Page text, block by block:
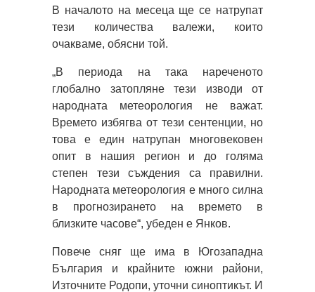
В началото на месеца ще се натрупат
тези количества валежи, които
очакваме, обясни той.
„В периода на така нареченото
глобално затопляне тези изводи от
народната метеорология не важат.
Времето избягва от тези сентенции, но
това е един натрупан многовековен
опит в нашия регион и до голяма
степен тези съждения са правилни.
Народната метеорология е много силна
в прогнозирането на времето в
близките часове“, убеден е Янков.
Повече сняг ще има в Югозападна
България и крайните южни райони,
Източните Родопи, уточни синоптикът. И